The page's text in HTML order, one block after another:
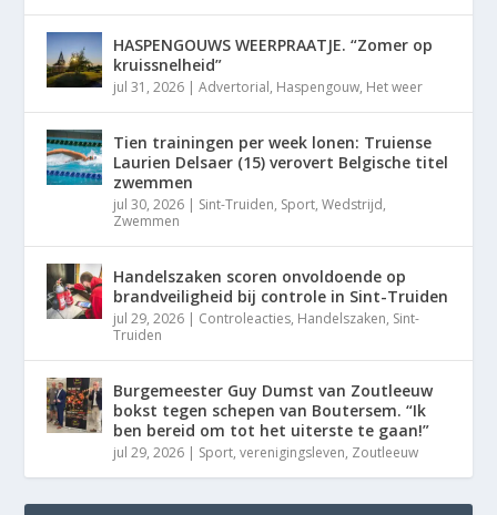
HASPENGOUWS WEERPRAATJE. “Zomer op
kruissnelheid”
jul 31, 2026 |Advertorial, Haspengouw, Het weer
Tien trainingen per week lonen: Truiense
Laurien Delsaer (15) verovert Belgische titel
zwemmen
jul 30, 2026 | Sint-Truiden, Sport,Wedstrijd,
Zwemmen
Handelszaken scoren onvoldoende op
brandveiligheid bij controle in Sint-Truiden
jul 29, 2026 | Controleacties, Handelszaken, Sint-
Truiden
Burgemeester Guy Dumst van Zoutleeuw
bokst tegen schepen van Boutersem. “Ik
ben bereid om tot het uiterste te gaan!”
jul 29, 2026 | Sport,verenigingsleven, Zoutleeuw